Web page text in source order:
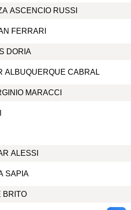
ASCENCIO RUSSI
FERRARI
DORIA
ALBUQUERQUE CABRAL
MARACCI
ALESSI
SAPIA
BRITO